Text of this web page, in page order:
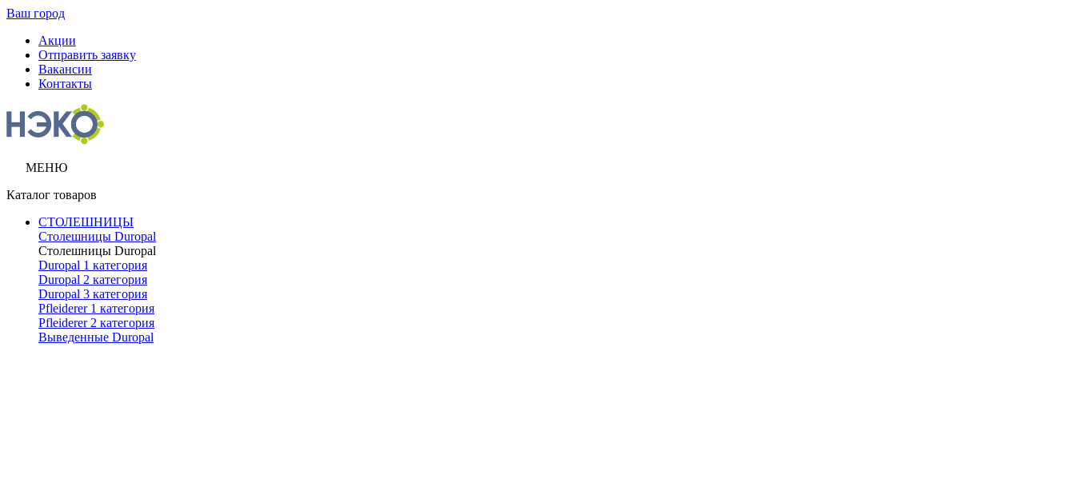
Ваш город
Акции
Отправить заявку
Вакансии
Контакты
МЕНЮ
Каталог товаров
СТОЛЕШНИЦЫ
Столешницы Duropal
Столешницы Duropal
Duropal 1 категория
Duropal 2 категория
Duropal 3 категория
Pfleiderer 1 категория
Pfleiderer 2 категория
Выведенные Duropal